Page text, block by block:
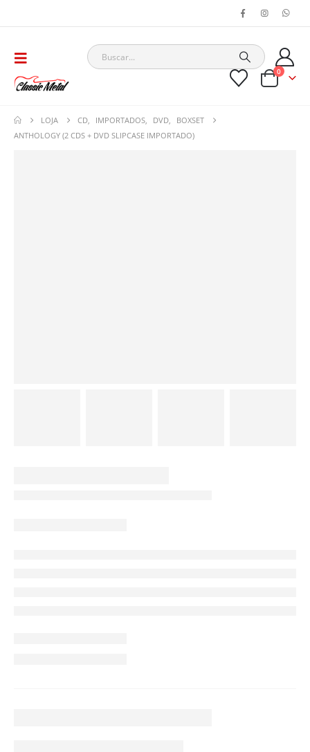
0
LOJA CD IMPORTADOS DVD
BOXSET
ANTHOLOGY (2 CDS + DVD SLIPCASE IMPORTADO)